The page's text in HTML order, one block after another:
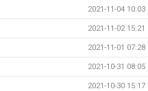
2021-11-04 10:03
2021-11-02 15:21
2021-11-01 07:28
2021-10-31 08:05
2021-10-30 15:17